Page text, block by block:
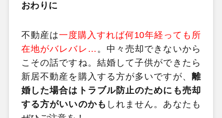
おわりに
不動産は一度購入すれば何10年経っても所
在地がバレバレ… 。中々売却できないから
こその話ですね。結婚して子供ができたら
新居不動産を購入する方が多いですが、 離
婚した場合はトラブル防止のためにも売却
する方がいいのかも しれません。あなたも